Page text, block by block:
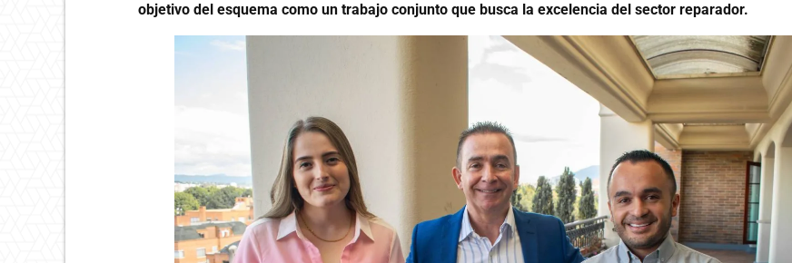
objetivo del esquema como un trabajo conjunto que busca la excelencia del sector reparador.